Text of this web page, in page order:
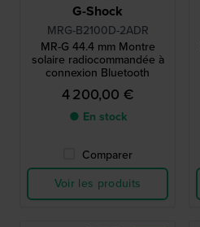
G-Shock
MRG-B2100D-2ADR
MR-G 44.4 mm Montre
solaire radiocommandée à
connexion Bluetooth
4 200,00 €
● En stock
Comparer
Voir les produits